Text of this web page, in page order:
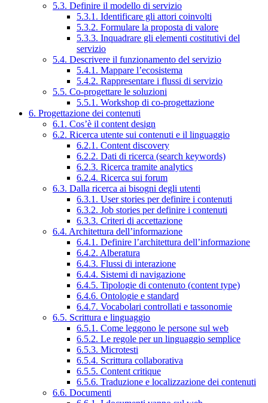
5.3. Definire il modello di servizio
5.3.1. Identificare gli attori coinvolti
5.3.2. Formulare la proposta di valore
5.3.3. Inquadrare gli elementi costitutivi del
servizio
5.4. Descrivere il funzionamento del servizio
5.4.1. Mappare l’ecosistema
5.4.2. Rappresentare i flussi di servizio
5.5. Co-progettare le soluzioni
5.5.1. Workshop di co-progettazione
6. Progettazione dei contenuti
6.1. Cos’è il content design
6.2. Ricerca utente sui contenuti e il linguaggio
6.2.1. Content discovery
6.2.2. Dati di ricerca (search keywords)
6.2.3. Ricerca tramite analytics
6.2.4. Ricerca sui forum
6.3. Dalla ricerca ai bisogni degli utenti
6.3.1. User stories per definire i contenuti
6.3.2. Job stories per definire i contenuti
6.3.3. Criteri di accettazione
6.4. Architettura dell’informazione
6.4.1. Definire l’architettura dell’informazione
6.4.2. Alberatura
6.4.3. Flussi di interazione
6.4.4. Sistemi di navigazione
6.4.5. Tipologie di contenuto (content type)
6.4.6. Ontologie e standard
6.4.7. Vocabolari controllati e tassonomie
6.5. Scrittura e linguaggio
6.5.1. Come leggono le persone sul web
6.5.2. Le regole per un linguaggio semplice
6.5.3. Microtesti
6.5.4. Scrittura collaborativa
6.5.5. Content critique
6.5.6. Traduzione e localizzazione dei contenuti
6.6. Documenti